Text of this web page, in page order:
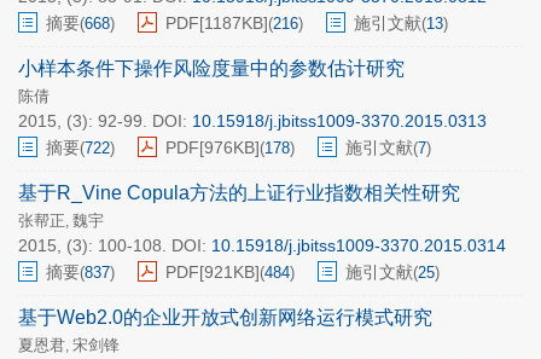
摘要(668) PDF[1187KB](216) 施引文献(13)
小样本条件下操作风险度量中的参数估计研究
陈倩
2015, (3): 92-99. DOI: 10.15918/j.jbitss1009-3370.2015.0313
摘要(722) PDF[976KB](178) 施引文献(7)
基于R_Vine Copula方法的上证行业指数相关性研究
张帮正, 魏宇
2015, (3): 100-108. DOI: 10.15918/j.jbitss1009-3370.2015.0314
摘要(837) PDF[921KB](484) 施引文献(25)
基于Web2.0的企业开放式创新网络运行模式研究
夏恩君, 宋剑锋